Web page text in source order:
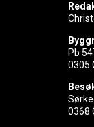
Pb
0305
0368